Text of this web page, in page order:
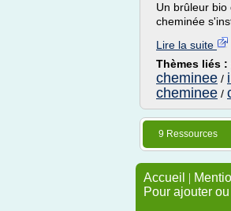
Un brûleur bio
cheminée
Lire la suite
Thèmes liés :
cheminee /
cheminee /
9 Ressources
Accueil |
Pour ajouter